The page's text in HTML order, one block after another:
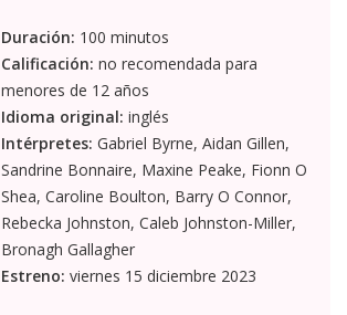
Duración: 100 minutos
Calificación: no recomendada para
menores de 12 años
Idioma original: inglés
Intérpretes: Gabriel Byrne, Aidan Gillen,
Sandrine Bonnaire, Maxine Peake, Fionn O
Shea, Caroline Boulton, Barry O Connor,
Rebecka Johnston, Caleb Johnston-Miller,
Bronagh Gallagher
Estreno: viernes 15 diciembre 2023